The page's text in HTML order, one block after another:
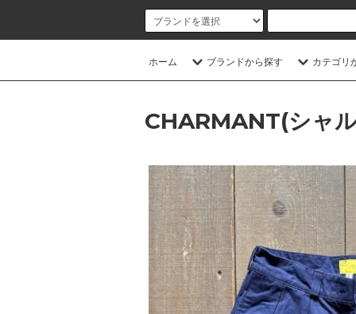
ホーム ブランドから探す カテゴリ
CHARMANT(シャ